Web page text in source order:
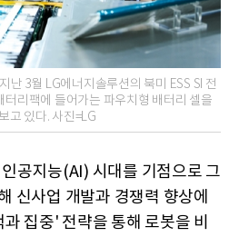
난 3월 LG에너지솔루션의 북미 ESS SI 전
터리팩에 들어가는 파우치형 배터리 셀을
고 있다. 사진=LG
공지능(AI) 시대를 기점으로 그
신사업 개발과 경쟁력 향상에
집중' 전략을 통해 로봇을 비